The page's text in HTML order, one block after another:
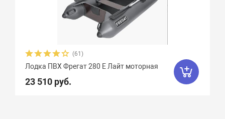
(61)
Лодка ПВХ Фрегат 280 Е Лайт моторная
23 510 руб.